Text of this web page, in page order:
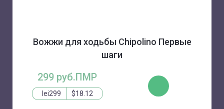
Вожжи для ходьбы Chipolino Первые
шаги
299 руб.ПМР
lei299 $18.12
ЗАКАЗАТЬ